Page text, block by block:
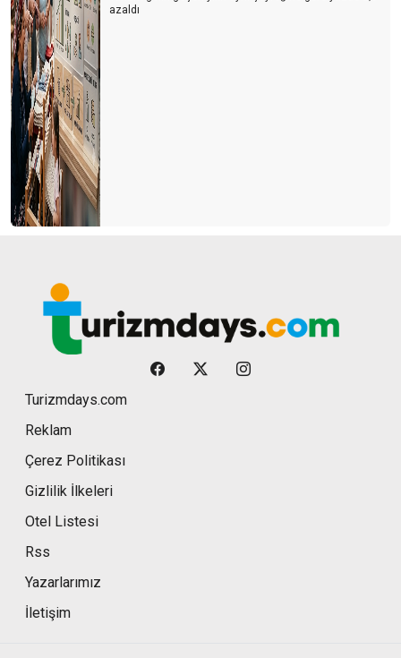
azaldı
Turizmdays.com
Reklam
Çerez Politikası
Gizlilik İlkeleri
Otel Listesi
Rss
Yazarlarımız
İletişim